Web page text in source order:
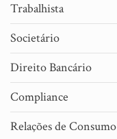
Trabalhista
Societário
Direito Bancário
Compliance
Relações de Consumo